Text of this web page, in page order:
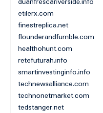
etilerx.com
finestreplica.net
flounderandfumble.com
healthohunt.com
retefuturah.info
smartinvestinginfo.info
technewsalliance.com
technonetmarket.com
tedstanger.net